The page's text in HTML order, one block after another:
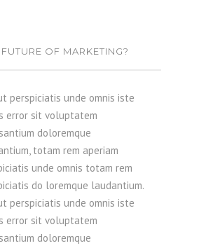
OF MARKETING?
perspiciatis unde omnis iste
error sit voluptatem
doloremque
totam rem aperiam
unde omnis totam rem
do loremque laudantium.
perspiciatis unde omnis iste
error sit voluptatem
doloremque